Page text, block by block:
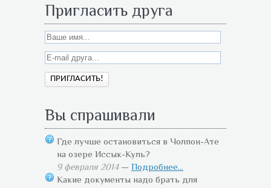
Пригласить друга
Вы спрашивали
Где лучше остановиться в Чолпон-Ате
на озере Иссык-Куль?
9 февраля 2014— Подробнее...
Какие документы надо брать для